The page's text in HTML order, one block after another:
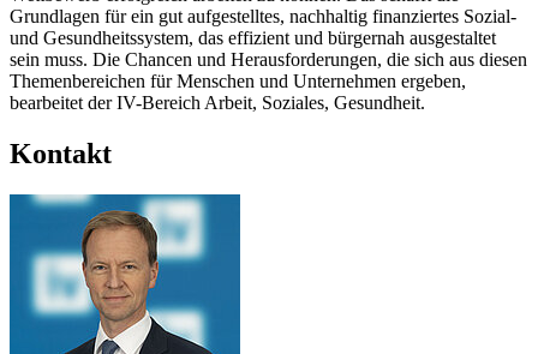
Grundlagen für ein gut aufgestelltes, nachhaltig finanziertes Sozial-
und Gesundheitssystem, das effizient und bürgernah ausgestaltet
sein muss. Die Chancen und Herausforderungen, die sich aus diesen
Themenbereichen für Menschen und Unternehmen ergeben,
bearbeitet der IV-Bereich Arbeit, Soziales, Gesundheit.
Kontakt